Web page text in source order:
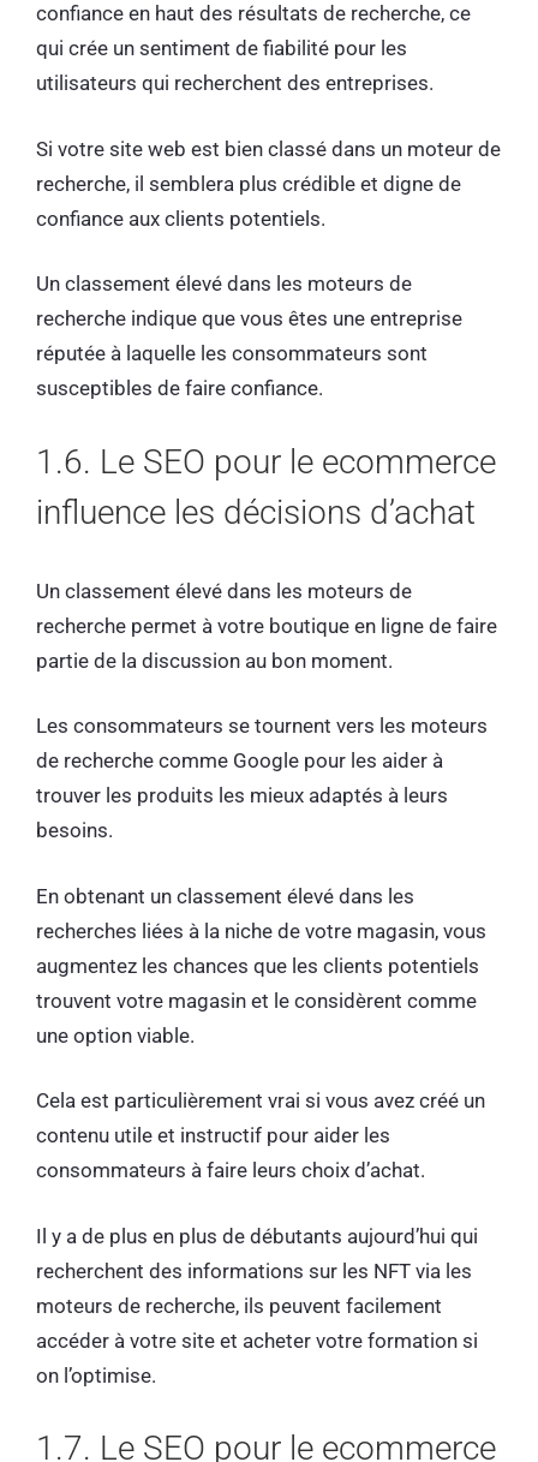
confiance en haut des résultats de recherche, ce
qui crée un sentiment de fiabilité pour les
utilisateurs qui recherchent des entreprises.
Si votre site web est bien classé dans un moteur de
recherche, il semblera plus crédible et digne de
confiance aux clients potentiels.
Un classement élevé dans les moteurs de
recherche indique que vous êtes une entreprise
réputée à laquelle les consommateurs sont
susceptibles de faire confiance.
1.6. Le SEO pour le ecommerce
influence les décisions d’achat
Un classement élevé dans les moteurs de
recherche permet à votre boutique en ligne de faire
partie de la discussion au bon moment.
Les consommateurs se tournent vers les moteurs
de recherche comme Google pour les aider à
trouver les produits les mieux adaptés à leurs
besoins.
En obtenant un classement élevé dans les
recherches liées à la niche de votre magasin, vous
augmentez les chances que les clients potentiels
trouvent votre magasin et le considèrent comme
une option viable.
Cela est particulièrement vrai si vous avez créé un
contenu utile et instructif pour aider les
consommateurs à faire leurs choix d’achat.
Il y a de plus en plus de débutants aujourd’hui qui
recherchent des informations sur les NFT via les
moteurs de recherche, ils peuvent facilement
accéder à votre site et acheter votre formation si
on l’optimise.
1.7. Le SEO pour le ecommerce